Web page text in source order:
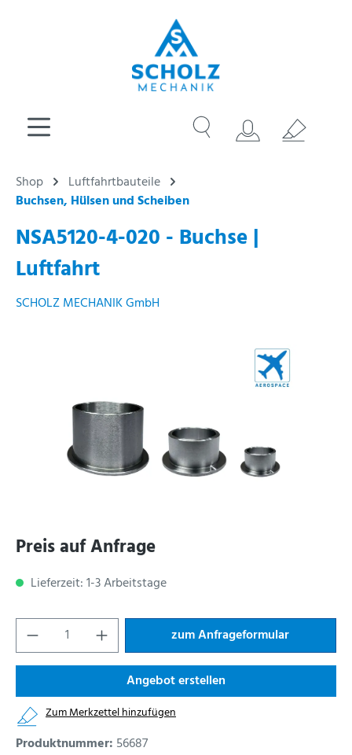
Shop
Luftfahrtbauteile
Buchsen, Hülsen und Scheiben
NSA5120-4-020 - Buchse |
Luftfahrt
SCHOLZ MECHANIK GmbH
Preis auf Anfrage
Lieferzeit: 1-3 Arbeitstage
zum Anfrageformular
Angebot erstellen
Zum Merkzettel hinzufügen
Produktnummer: 56687